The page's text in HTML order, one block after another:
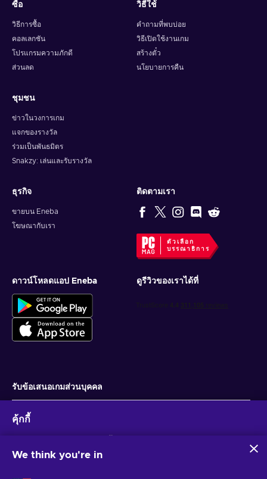
ซื้อ
วิธีการซื้อ
คอลเลกชัน
โปรแกรมความภักดี
ส่วนลด
วิธีใช้
คำถามที่พบบ่อย
วิธีเปิดใช้งานเกม
สร้างตั๋ว
นโยบายการคืน
ชุมชน
ข่าวในวงการเกม
แจกของรางวัล
ร่วมเป็นพันธมิตร
Snakzy: เล่นและรับรางวัล
ธุรกิจ
ขายบน Eneba
โฆษณากับเรา
ติดตามเรา
ตัวเลือก
บรรณาธิการ
ดาวน์โหลดแอป Eneba ดูรีวิวของเราได้ที่
รับข้อเสนอเกมส่วนบุคคล
คุ้กกี้
รวบรวมและวิเคราะห์ข้อมูลเกี่ยวกับผู้ใช้เว็บไซต์นี้ เราใช้ข้อมูลนี้เพื่อ
บุคคลของคุณอาจถูกนำไปใช้เพื่อปรับแต่งโฆษณา
We think you're in